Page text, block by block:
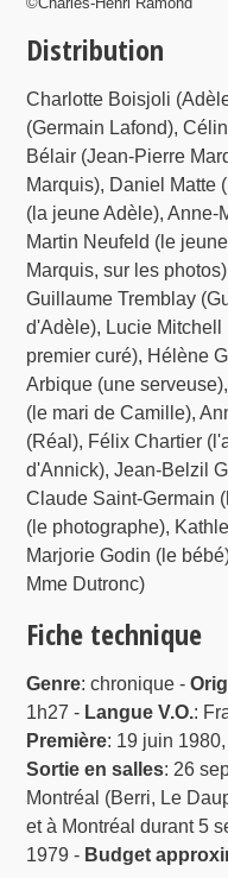
Distribution
Charlotte Boisjoli
(Germain Lafond),
Bélair (Jean-Pierre
Marquis), Daniel Matte
(la jeune Adèle), Anne-
Martin Neufeld (le
Marquis, sur les
Guillaume Tremblay
d'Adèle), Lucie
premier curé), Hélène
Arbique (une
(le mari de Camille),
(Réal), Félix Chartier
d'Annick), Jean-Belzil
Claude Saint-Germain
(le photographe),
Marjorie Godin (le
Mme Dutronc)
Fiche technique
Genre: chronique -
1h27 - Langue V.O.:
Première: 19 juin
Sortie en salles: 26
Montréal (Berri, Le
et à Montréal durant 5
1979 - Budget